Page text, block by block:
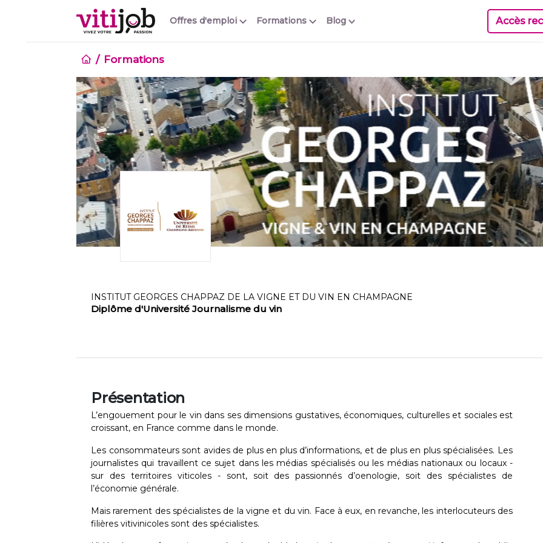
Offres d'emploi Blog
Formations Accès
Formations
INSTITUT GEORGES CHAPPAZ DE LA VIGNE ET DU VIN EN CHAMPAGNE
Diplôme d'Université Journalisme du vin
Présentation
L’engouement pour le vin dans ses dimensions gustatives, économiques, culturelles et sociales est
croissant, en France comme dans le monde.
Les consommateurs sont avides de plus en plus d’informations, et de plus en plus spécialisées. Les
journalistes qui travaillent ce sujet dans les médias spécialisés ou les médias nationaux ou locaux -
sur des territoires viticoles - sont, soit des passionnés d’oenologie, soit des spécialistes de
l’économie générale.
Mais rarement des spécialistes de la vigne et du vin. Face à eux, en revanche, les interlocuteurs des
filières vitivinicoles sont des spécialistes.